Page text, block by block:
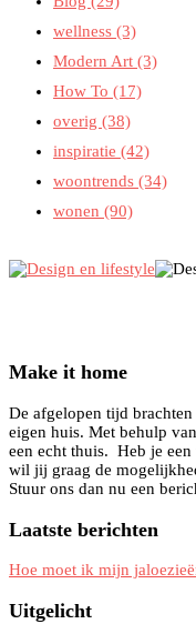
wellness (3)
Modern Art (3)
How To (17)
overig (38)
inspiratie (42)
woontrends (34)
wonen (90)
Make it home
De afgelopen tijd
eigen huis. Met behulp
een echt thuis. Heb je
wil jij graag de
Stuur ons dan nu een
Laatste berichten
Hoe moet ik mijn
Uitgelicht